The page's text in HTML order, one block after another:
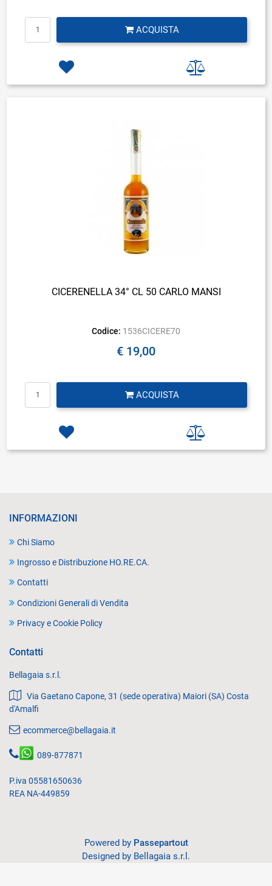
ACQUISTA
CICERENELLA 34° CL 50 CARLO MANSI
Codice: 1536CICERE70
€ 19,00
ACQUISTA
INFORMAZIONI
Chi Siamo
Ingrosso e Distribuzione HO.RE.CA.
Contatti
Condizioni Generali di Vendita
Privacy e Cookie Policy
Contatti
Bellagaia s.r.l.
Via Gaetano Capone, 31 (sede operativa) Maiori (SA) Costa
d'Amalfi
ecommerce@bellagaia.it
089-877871
P.iva 05581650636
REA NA-449859
Powered by Passepartout
Designed by Bellagaia s.r.l.